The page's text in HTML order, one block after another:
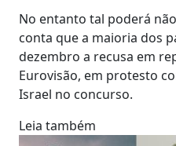
No entanto tal poderá
conta que a maioria dos
dezembro a recusa em
Eurovisão, em protesto
Israel no concurso.
Leia também